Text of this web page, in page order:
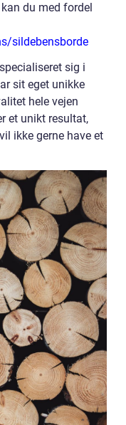
du med fordel
sildebensborde
sig i
sit eget unikke
hele vejen
et unikt resultat,
ikke gerne have et